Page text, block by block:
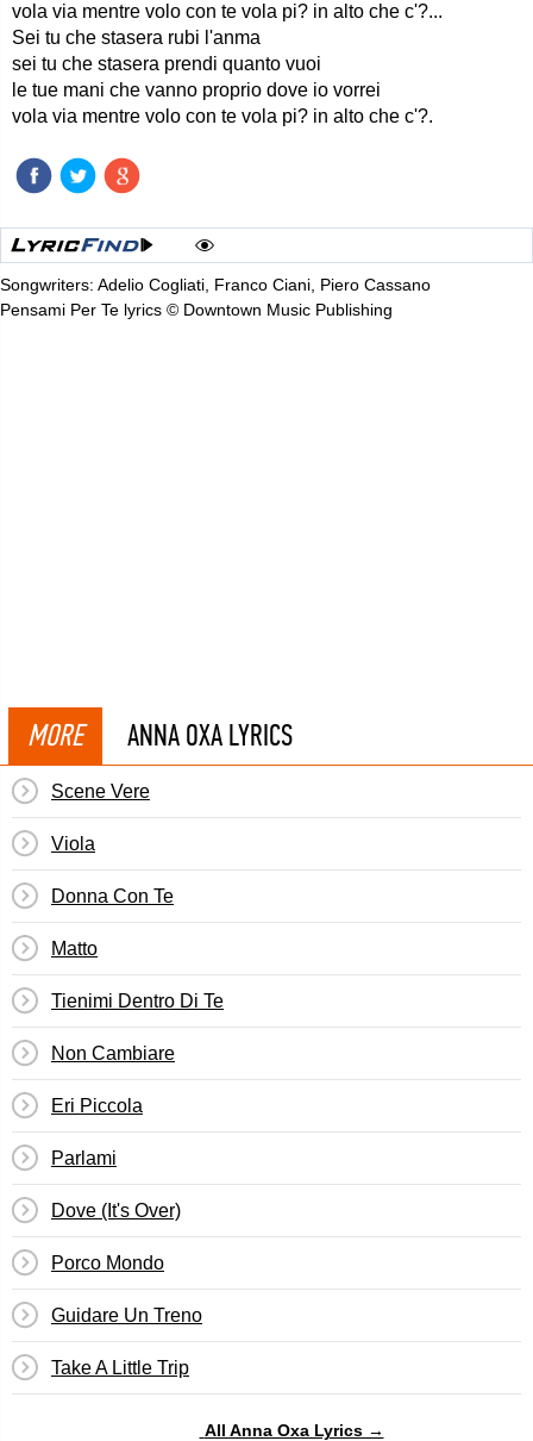
vola via mentre volo con te vola pi? in alto che c'?...
Sei tu che stasera rubi l'anma
sei tu che stasera prendi quanto vuoi
le tue mani che vanno proprio dove io vorrei
vola via mentre volo con te vola pi? in alto che c'?.
Songwriters: Adelio Cogliati, Franco Ciani, Piero Cassano
Pensami Per Te lyrics © Downtown Music Publishing
MORE ANNA OXA LYRICS
Scene Vere
Viola
Donna Con Te
Matto
Tienimi Dentro Di Te
Non Cambiare
Eri Piccola
Parlami
Dove (It's Over)
Porco Mondo
Guidare Un Treno
Take A Little Trip
All Anna Oxa Lyrics →